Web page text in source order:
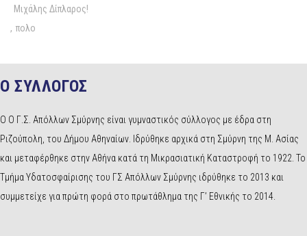
Μιχάλης Δίπλαρος!
, πολο
Ο ΣΥΛΛΟΓΟΣ
Ο Ο Γ.Σ. Απόλλων Σμύρνης είναι γυμναστικός σύλλογος με έδρα στη
Ριζούπολη, του Δήμου Αθηναίων. Ιδρύθηκε αρχικά στη Σμύρνη της Μ. Ασίας
και μεταφέρθηκε στην Αθήνα κατά τη Μικρασιατική Καταστροφή το 1922. Το
Τμήμα Υδατοσφαίρισης του ΓΣ Απόλλων Σμύρνης ιδρύθηκε το 2013 και
συμμετείχε για πρώτη φορά στο πρωτάθλημα της Γ’ Εθνικής το 2014.